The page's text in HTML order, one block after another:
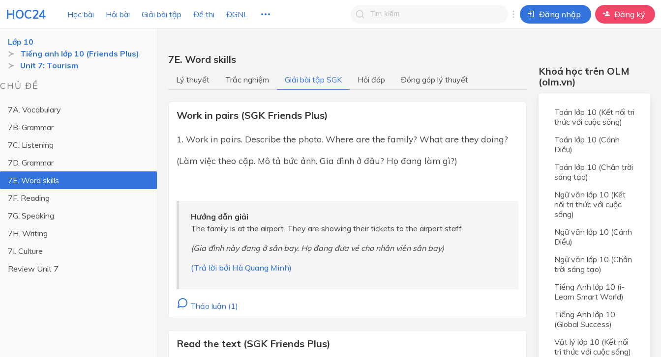
HOC24 Học bài Hỏi bài Giải bài tập Đề thi ĐGNL Đăng nhập Đăng ký
Lớp 10
Tiếng anh lớp 10 (Friends Plus)
Unit 7: Tourism
CHỦ ĐỀ
7A. Vocabulary
7B. Grammar
7C. Listening
7D. Grammar
7E. Word skills
7F. Reading
7G. Speaking
7H. Writing
7I. Culture
Review Unit 7
7E. Word skills
Lý thuyết Trắc nghiệm Giải bài tập SGK Hỏi đáp Đóng góp lý thuyết
Work in pairs (SGK Friends Plus)
1. Work in pairs. Describe the photo. Where are the family? What are they doing?
(Làm việc theo cặp. Mô tả bức ảnh. Gia đình ở đâu? Họ đang làm gì?)
Hướng dẫn giải
The family is at the airport. They are showing their tickets to the airport staff.
(Gia đình này đang ở sân bay. Họ đang đưa vé cho nhân viên sân bay)
(Trả lời bởi Hà Quang Minh)
Thảo luận (1)
Read the text (SGK Friends Plus)
Khoá học trên OLM
(olm.vn)
Toán lớp 10 (Kết nối tri
thức với cuộc sống)
Toán lớp 10 (Cánh
Diều)
Toán lớp 10 (Chân trời
sáng tạo)
Ngữ văn lớp 10 (Kết
nối tri thức với cuộc
sống)
Ngữ văn lớp 10 (Cánh
Diều)
Ngữ văn lớp 10 (Chân
trời sáng tạo)
Tiếng Anh lớp 10 (i-
Learn Smart World)
Tiếng Anh lớp 10
(Global Success)
Vật lý lớp 10 (Kết nối
tri thức với cuộc sống)